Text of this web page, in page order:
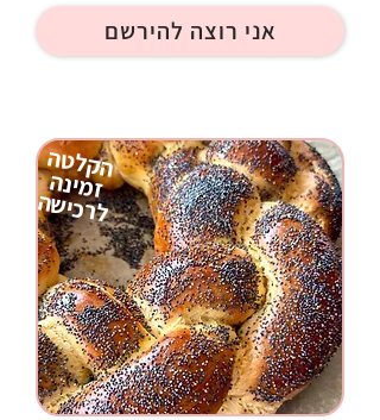
אני רוצה להירשם
הקלטה
זמינה
לרכישה